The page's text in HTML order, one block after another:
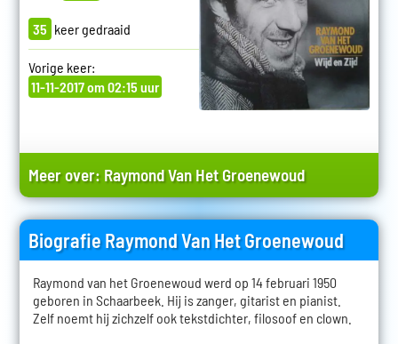
35 keer gedraaid
Vorige keer:
11-11-2017 om 02:15 uur
Meer over: Raymond Van Het Groenewoud
Biografie Raymond Van Het Groenewoud
Raymond van het Groenewoud werd op 14 februari 1950
geboren in Schaarbeek. Hij is zanger, gitarist en pianist.
Zelf noemt hij zichzelf ook tekstdichter, filosoof en clown.